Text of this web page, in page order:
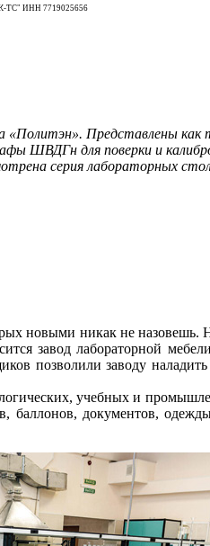
ТС" ИНН 7719025656
«Политэн». Представлены
ШВДГн для поверки и
серия лабораторных
новыми никак не
завод лабораторной
позволили заводу
учебных и
документов,